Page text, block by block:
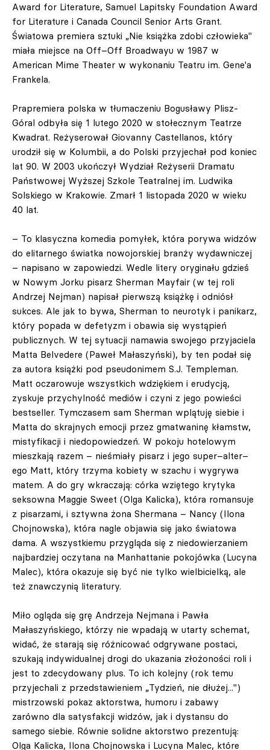
Award for Literature, Samuel Lapitsky Foundation Award
for Literature i Canada Council Senior Arts Grant.
Światowa premiera sztuki „Nie książka zdobi człowieka"
miała miejsce na Off–Off Broadwayu w 1987 w
American Mime Theater w wykonaniu Teatru im. Gene'a
Frankela.
Prapremiera polska w tłumaczeniu Bogusławy Plisz-
Góral odbyła się 1 lutego 2020 w stołecznym Teatrze
Kwadrat. Reżyserował Giovanny Castellanos, który
urodził się w Kolumbii, a do Polski przyjechał pod koniec
lat 90. W 2003 ukończył Wydział Reżyserii Dramatu
Państwowej Wyższej Szkole Teatralnej im. Ludwika
Solskiego w Krakowie. Zmarł 1 listopada 2020 w wieku
40 lat.
– To klasyczna komedia pomyłek, która porywa widzów
do elitarnego światka nowojorskiej branży wydawniczej
– napisano w zapowiedzi. Wedle litery oryginału gdzieś
w Nowym Jorku pisarz Sherman Mayfair (w tej roli
Andrzej Nejman) napisał pierwszą książkę i odniósł
sukces. Ale jak to bywa, Sherman to neurotyk i panikarz,
który popada w defetyzm i obawia się wystąpień
publicznych. W tej sytuacji namawia swojego przyjaciela
Matta Belvedere (Paweł Małaszyński), by ten podał się
za autora książki pod pseudonimem S.J. Templeman.
Matt oczarowuje wszystkich wdziękiem i erudycją,
zyskuje przychylność mediów i czyni z jego powieści
bestseller. Tymczasem sam Sherman wplątuję siebie i
Matta do skrajnych emocji przez gmatwaninę kłamstw,
mistyfikacji i niedopowiedzeń. W pokoju hotelowym
mieszkają razem – nieśmiały pisarz i jego super–alter–
ego Matt, który trzyma kobiety w szachu i wygrywa
matem. A do gry wkraczają: córka wziętego krytyka
seksowna Maggie Sweet (Olga Kalicka), która romansuje
z pisarzami, i sztywna żona Shermana – Nancy (Ilona
Chojnowska), która nagle objawia się jako światowa
dama. A wszystkiemu przygląda się z niedowierzaniem
najbardziej oczytana na Manhattanie pokojówka (Lucyna
Malec), która okazuje się być nie tylko wielbicielką, ale
też znawczynią literatury.
Miło ogląda się grę Andrzeja Nejmana i Pawła
Małaszyńskiego, którzy nie wpadają w utarty schemat,
widać, że starają się różnicować odgrywane postaci,
szukają indywidualnej drogi do ukazania złożoności roli i
jest to zdecydowany plus. To ich kolejny (rok temu
przyjechali z przedstawieniem „Tydzień, nie dłużej...")
mistrzowski pokaz aktorstwa, humoru i zabawy
zarówno dla satysfakcji widzów, jak i dystansu do
samego siebie. Równie solidne aktorstwo prezentują:
Olga Kalicka, Ilona Chojnowska i Lucyna Malec, które